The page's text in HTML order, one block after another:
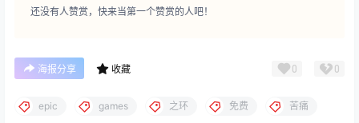
还没有人赞赏，快来当第一个赞赏的人吧！
海报分享 收藏 0 0
epic games 之环 免费 苦痛